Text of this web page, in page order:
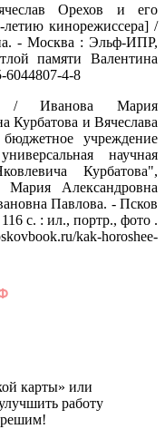
Орехов и его
кинорежиссера] /
- Москва : Эльф-ИПР,
памяти Валентина
6044807-4-8
Иванова Мария
Курбатова и Вячеслава
учреждение
научная
Курбатова",
Мария Александровна
Павлова. - Псков
с. : ил., портр., фото .
kak-horoshee-
карты» или
работу